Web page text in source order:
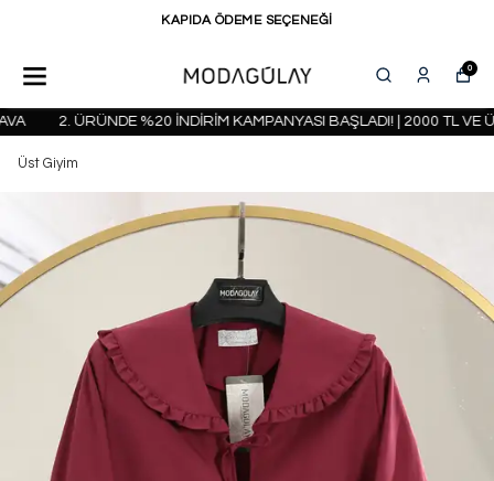
KAPIDA ÖDEME SEÇENEĞİ
0
2. ÜRÜNDE %20 İNDİRİM KAMPANYASI BAŞLADI! | 2000 TL VE
Üst Giyim